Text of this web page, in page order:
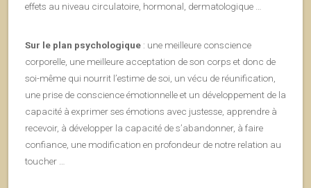
effets au niveau circulatoire, hormonal, dermatologique …
Sur le plan psychologique : une meilleure conscience
corporelle, une meilleure acceptation de son corps et donc de
soi-même qui nourrit l’estime de soi, un vécu de réunification,
une prise de conscience émotionnelle et un développement de la
capacité à exprimer ses émotions avec justesse, apprendre à
recevoir, à développer la capacité de s’abandonner, à faire
confiance, une modification en profondeur de notre relation au
toucher …